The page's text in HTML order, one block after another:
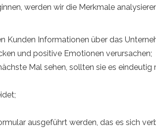
werden wir die Merkmale
Kunden Informationen über das
und positive Emotionen verursachen;
Mal sehen, sollten sie es
ausgeführt werden, das es sich